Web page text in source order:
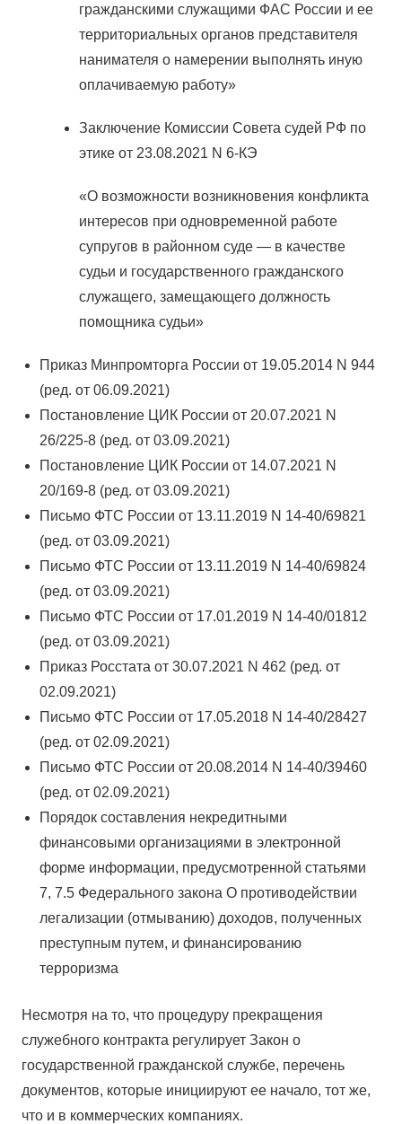
гражданскими служащими ФАС России и ее
территориальных органов представителя
нанимателя о намерении выполнять иную
оплачиваемую работу»
Заключение Комиссии Совета судей РФ по
этике от 23.08.2021 N 6-КЭ
«О возможности возникновения конфликта
интересов при одновременной работе
супругов в районном суде — в качестве
судьи и государственного гражданского
служащего, замещающего должность
помощника судьи»
Приказ Минпромторга России от 19.05.2014 N 944
(ред. от 06.09.2021)
Постановление ЦИК России от 20.07.2021 N
26/225-8 (ред. от 03.09.2021)
Постановление ЦИК России от 14.07.2021 N
20/169-8 (ред. от 03.09.2021)
Письмо ФТС России от 13.11.2019 N 14-40/69821
(ред. от 03.09.2021)
Письмо ФТС России от 13.11.2019 N 14-40/69824
(ред. от 03.09.2021)
Письмо ФТС России от 17.01.2019 N 14-40/01812
(ред. от 03.09.2021)
Приказ Росстата от 30.07.2021 N 462 (ред. от
02.09.2021)
Письмо ФТС России от 17.05.2018 N 14-40/28427
(ред. от 02.09.2021)
Письмо ФТС России от 20.08.2014 N 14-40/39460
(ред. от 02.09.2021)
Порядок составления некредитными
финансовыми организациями в электронной
форме информации, предусмотренной статьями
7, 7.5 Федерального закона О противодействии
легализации (отмыванию) доходов, полученных
преступным путем, и финансированию
терроризма
Несмотря на то, что процедуру прекращения
служебного контракта регулирует Закон о
государственной гражданской службе, перечень
документов, которые инициируют ее начало, тот же,
что и в коммерческих компаниях.